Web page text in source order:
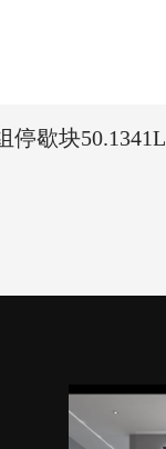
停歇块50.1341L